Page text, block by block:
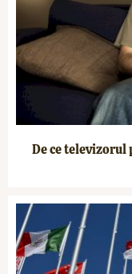
De ce televizorul